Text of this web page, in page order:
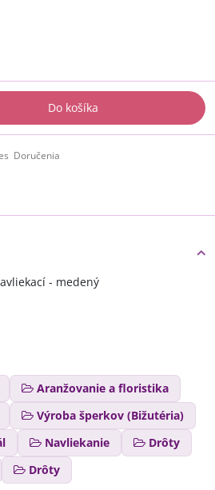
Do košíka
Doručenia
- medený
Aranžovanie a floristika
Výroba šperkov (Bižutéria)
Navliekanie
Drôty
Drôty